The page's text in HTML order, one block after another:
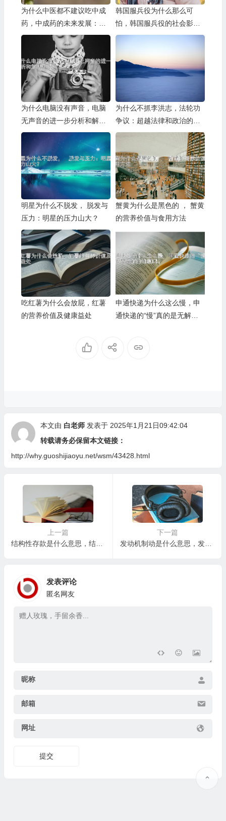
为什么中医都不建议吃中成
药，中成药的未来发展：规
范与创新
韩国服兵役为什么那么可
怕，韩国服兵役的社会影响
和未来发展
为什么电脑没有声音，电脑
无声音的进一步分析和解决
方法
为什么不抓李洪志，法轮功
争议：超越法律和政治的思
考
明星为什么不脱发， 脱发与
压力：明星的压力山大？
蟹黄为什么是黑色的 ， 蟹黄
的营养价值与食用方法
吃红薯为什么会放屁，红薯
的营养价值及健康益处
申通快递为什么这么慢，申
通快递的“慢”真的是无解的
本文由 白老师发表于 2025年1月21日09:42:04
转载请务必保留本文链接：
http://why.guoshijiaoyu.net/wsm/43428.html
上一篇
结构性存款是什么意思，结构性存款真的安全吗？是否值得购买？
下一篇
发动机制动是什么意思，发动机制动真的能省油吗？
发表评论
匿名网友
昵称
邮箱
网址
提交